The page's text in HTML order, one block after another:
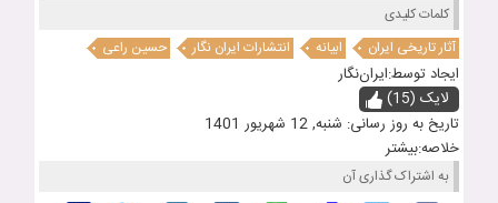
کلمات کلیدی
آثار تاریخی ایران
ابیانه انتشارات ایران نگار حسین راعی
ایجاد توسط:ایران‌نگار
لایک (15)
تاریخ به روز رسانی:شنبه, 12 شهریور 1401
خلاصه:بیشتر
​​به اشتراک گذاری آن